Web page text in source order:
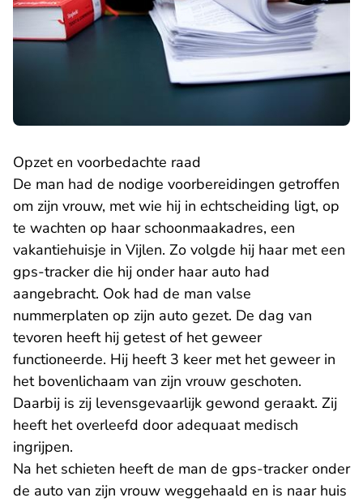
Opzet en voorbedachte raad
De man had de nodige voorbereidingen getroffen
om zijn vrouw, met wie hij in echtscheiding ligt, op
te wachten op haar schoonmaakadres, een
vakantiehuisje in Vijlen. Zo volgde hij haar met een
gps-tracker die hij onder haar auto had
aangebracht. Ook had de man valse
nummerplaten op zijn auto gezet. De dag van
tevoren heeft hij getest of het geweer
functioneerde. Hij heeft 3 keer met het geweer in
het bovenlichaam van zijn vrouw geschoten.
Daarbij is zij levensgevaarlijk gewond geraakt. Zij
heeft het overleefd door adequaat medisch
ingrijpen.
Na het schieten heeft de man de gps-tracker onder
de auto van zijn vrouw weggehaald en is naar huis